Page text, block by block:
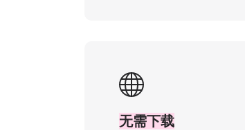
无需下载